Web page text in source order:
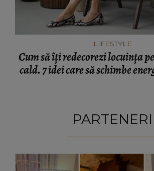
LIFESTYLE
Cum să îți redecorezi locuința
cald. 7 idei care să schimbe
PARTENERI